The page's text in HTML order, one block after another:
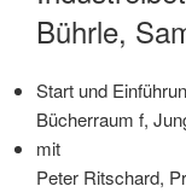
Bührle,
Start und
Bücherraum f,
mit
Peter Ritschard,